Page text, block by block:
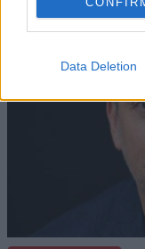
Data Deletion